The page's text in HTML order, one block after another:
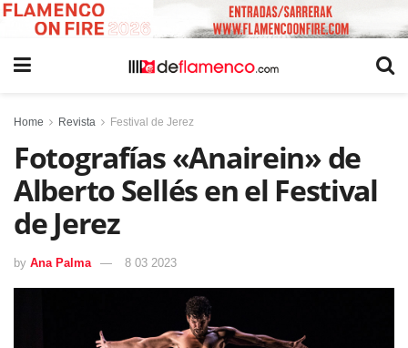
Home Revista Festival de Jerez
Fotografías «Anairein» de
Alberto Sellés en el Festival
de Jerez
by Ana Palma 8 03 2023